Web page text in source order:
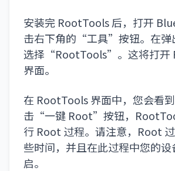
安装完 RootTools 后，打开
击右下角的“工具”按钮。在弹
选择“RootTools”。这将打开
界面。
在 RootTools 界面中，您会看
击“一键 Root”按钮，
行 Root 过程。请注意，Root
些时间，并且在此过程中您的
启。